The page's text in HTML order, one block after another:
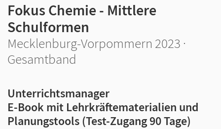
Fokus Chemie - Mittlere
Schulformen
Mecklenburg-Vorpommern 2023 ·
Gesamtband
Unterrichtsmanager
E-Book mit Lehrkräftematerialien und
Planungstools (Test-Zugang 90 Tage)